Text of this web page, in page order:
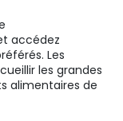
accédez
Les
les grandes
alimentaires de